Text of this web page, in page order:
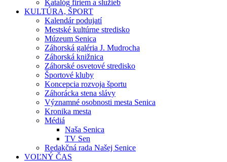
Katalóg firiem a služieb
KULTÚRA, ŠPORT
Kalendár podujatí
Mestské kultúrne stredisko
Múzeum Senica
Záhorská galéria J. Mudrocha
Záhorská knižnica
Záhorské osvetové stredisko
Športové kluby
Koncepcia rozvoja športu
Záhorácka stena slávy
Významné osobnosti mesta Senica
Kronika mesta
Médiá
Naša Senica
TV Sen
Redakčná rada Našej Senice
VOĽNÝ ČAS